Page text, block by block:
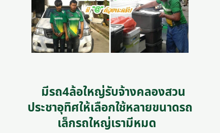
มีรถ4ล้อใหญ่รับจ้างคลองสวน
ประชาอุทิศให้เลือกใช้หลายขนาดรถ
เล็กรถใหญ่เรามีหมด